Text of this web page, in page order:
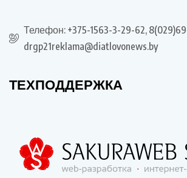
Телефон: +375-1563-3-29-62,
drgp21reklama@diatlovonews.by
ТЕХПОДДЕРЖКА